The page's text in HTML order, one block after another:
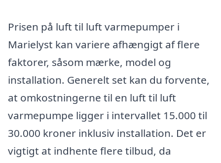
Prisen på luft til luft varmepumper i
Marielyst kan variere afhængigt af flere
faktorer, såsom mærke, model og
installation. Generelt set kan du forvente,
at omkostningerne til en luft til luft
varmepumpe ligger i intervallet 15.000 til
30.000 kroner inklusiv installation. Det er
vigtigt at indhente flere tilbud, da